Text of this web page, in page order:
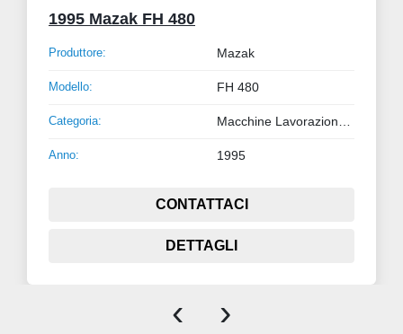
1995 Mazak FH 480
Produttore: Mazak
Modello: FH 480
Categoria:
Anno: 1995
CONTATTACI
DETTAGLI
‹ ›